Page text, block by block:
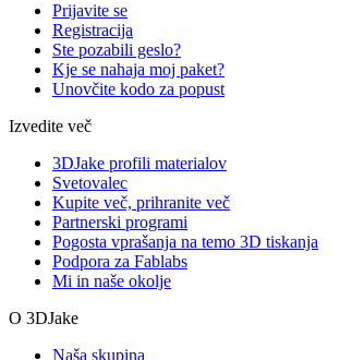
Prijavite se
Registracija
Ste pozabili geslo?
Kje se nahaja moj paket?
Unovčite kodo za popust
Izvedite več
3DJake profili materialov
Svetovalec
Kupite več, prihranite več
Partnerski programi
Pogosta vprašanja na temo 3D tiskanja
Podpora za Fablabs
Mi in naše okolje
O 3DJake
Naša skupina